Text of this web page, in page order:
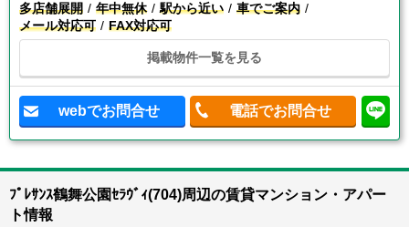
多店舗展開
年中無休 駅から近い
車でご案内
メール対応可
FAX対応可
掲載物件一覧を見る
webでお問合せ 電話でお問合せ
ﾌﾟﾚｻﾝｽ鶴舞公園ｾﾗｳﾞｨ(704)周辺の賃貸マンション・アパー
ト情報